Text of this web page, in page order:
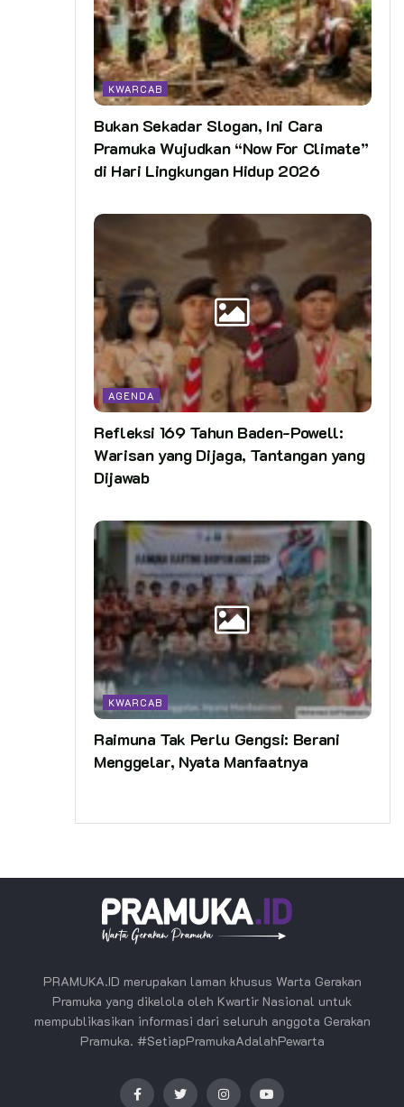
KWARCAB
Bukan Sekadar Slogan, Ini Cara
Pramuka Wujudkan “Now For Climate”
di Hari Lingkungan Hidup 2026
AGENDA
Refleksi 169 Tahun Baden-Powell:
Warisan yang Dijaga, Tantangan yang
Dijawab
KWARCAB
Raimuna Tak Perlu Gengsi: Berani
Menggelar, Nyata Manfaatnya
PRAMUKA.ID merupakan laman khusus Warta Gerakan
Pramuka yang dikelola oleh Kwartir Nasional untuk
mempublikasikan informasi dari seluruh anggota Gerakan
Pramuka. #SetiapPramukaAdalahPewarta